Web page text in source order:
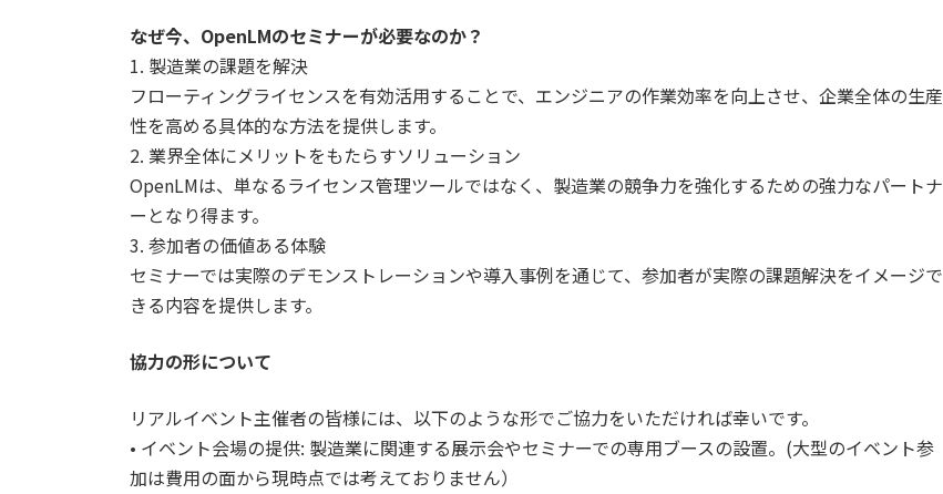
なぜ今、OpenLMのセミナーが必要なのか？
1. 製造業の課題を解決
フローティングライセンスを有効活用することで、エンジニアの作業効率を向上させ、企業全体の生産
性を高める具体的な方法を提供します。
2. 業界全体にメリットをもたらすソリューション
OpenLMは、単なるライセンス管理ツールではなく、製造業の競争力を強化するための強力なパートナ
ーとなり得ます。
3. 参加者の価値ある体験
セミナーでは実際のデモンストレーションや導入事例を通じて、参加者が実際の課題解決をイメージで
きる内容を提供します。
協力の形について
リアルイベント主催者の皆様には、以下のような形でご協力をいただければ幸いです。
• イベント会場の提供: 製造業に関連する展示会やセミナーでの専用ブースの設置。(大型のイベント参
加は費用の面から現時点では考えておりません）